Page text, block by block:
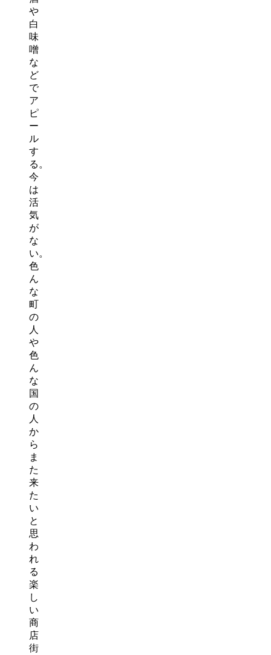
や
白
味
噌
な
ど
で
ア
ピ
ー
ル
す
る。
今
は
活
気
が
な
い。
色
ん
な
町
の
人
や
色
ん
な
国
の
人
か
ら
ま
た
来
た
い
と
思
わ
れ
る
楽
し
い
商
店
街